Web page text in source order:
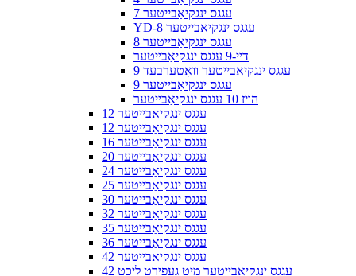
7 עגגס ינגקיאַבייטער
YD-8 עגגס ינגקיאַבייטער
8 עגגס ינגקיאַבייטער
דיי-9 עגגס ינגקיאַבייטער
9 עגגס ינגקיאַבייטער וואָטערבעד
9 עגגס ינגקיאַבייטער
הויז 10 עגגס ינגקיאַבייטער
12 עגגס ינגקיאַבייטער
12 עגגס ינגקיאַבייטער
16 עגגס ינגקיאַבייטער
20 עגגס ינגקיאַבייטער
24 עגגס ינגקיאַבייטער
25 עגגס ינגקיאַבייטער
30 עגגס ינגקיאַבייטער
32 עגגס ינגקיאַבייטער
35 עגגס ינגקיאַבייטער
36 עגגס ינגקיאַבייטער
42 עגגס ינגקיאַבייטער
42 עגגס ינגקיאַבייטער מיט געפירט ליכט